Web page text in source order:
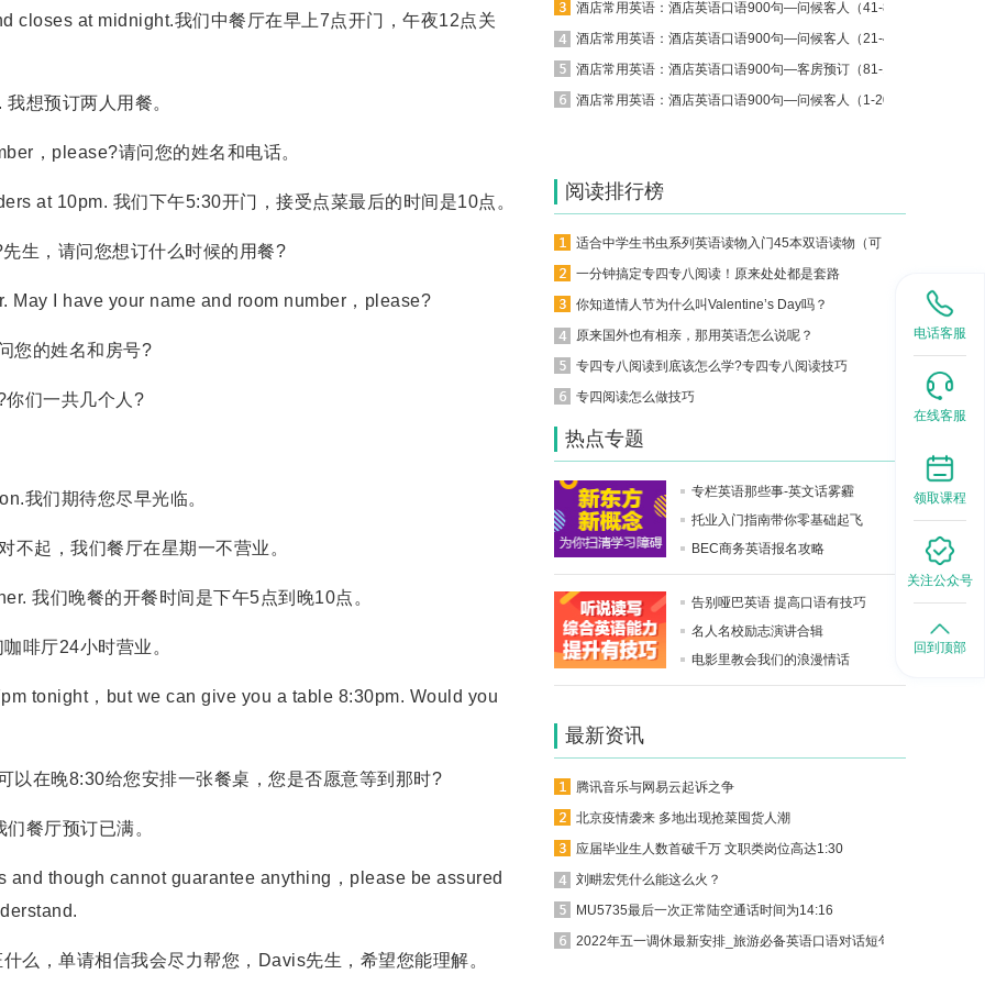
at midnight.我们中餐厅在早上7点开门，午夜12点关
想预订两人用餐。
，please?请问您的姓名和电话。
10pm. 我们下午5:30开门，接受点菜最后的时间是10点。
，请问您想订什么时候的用餐?
I have your name and room number，please?
的姓名和房号?
们一共几个人?
们期待您尽早光临。
起，我们餐厅在星期一不营业。
们晚餐的开餐时间是下午5点到晚10点。
厅24小时营业。
tonight，but we can give you a table 8:30pm. Would you
在晚8:30给您安排一张餐桌，您是否愿意等到那时?
餐厅预订已满。
though cannot guarantee anything，please be assured
，单请相信我会尽力帮您，Davis先生，希望您能理解。
酒店常用英语：酒店英语口语900句—问候客人（1-20）
阅读排行榜
一分钟搞定专四专八阅读！原来处处都是套路
你知道情人节为什么叫Valentine’s Day吗？
原来国外也有相亲，那用英语怎么说呢？
专四专八阅读到底该怎么学?专四专八阅读技巧
专四阅读怎么做技巧
热点专题
专栏英语那些事-英文话雾霾
托业入门指南带你零基础起飞
BEC商务英语报名攻略
告别哑巴英语 提高口语有技巧
名人名校励志演讲合辑
电影里教会我们的浪漫情话
最新资讯
腾讯音乐与网易云起诉之争
北京疫情袭来 多地出现抢菜囤货人潮
应届毕业生人数首破千万 文职类岗位高达1:30
刘畊宏凭什么能这么火？
MU5735最后一次正常陆空通话时间为14:16
2022年五一调休最新安排_旅游必备英语口语对话短句
电话客服
在线客服
领取课程
关注公众号
回到顶部